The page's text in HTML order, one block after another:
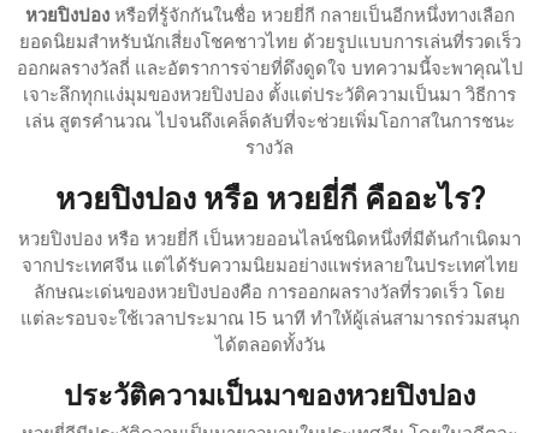
หวยปิงปองหรือที่รู้จักกันในชื่อ หวยยี่กี กลายเป็นอีกหนึ่งทางเลือก
ยอดนิยมสำหรับนักเสี่ยงโชคชาวไทย ด้วยรูปแบบการเล่นที่รวดเร็ว
ออกผลรางวัลถี่ และอัตราการจ่ายที่ดึงดูดใจ บทความนี้จะพาคุณไป
เจาะลึกทุกแง่มุมของหวยปิงปอง ตั้งแต่ประวัติความเป็นมา วิธีการ
เล่น สูตรคำนวณ ไปจนถึงเคล็ดลับที่จะช่วยเพิ่มโอกาสในการชนะ
รางวัล
หวยปิงปอง หรือ หวยยี่กี คืออะไร?
หวยปิงปอง หรือ หวยยี่กี เป็นหวยออนไลน์ชนิดหนึ่งที่มีต้นกำเนิดมา
จากประเทศจีน แต่ได้รับความนิยมอย่างแพร่หลายในประเทศไทย
ลักษณะเด่นของหวยปิงปองคือ การออกผลรางวัลที่รวดเร็ว โดย
แต่ละรอบจะใช้เวลาประมาณ 15 นาที ทำให้ผู้เล่นสามารถร่วมสนุก
ได้ตลอดทั้งวัน
ประวัติความเป็นมาของหวยปิงปอง